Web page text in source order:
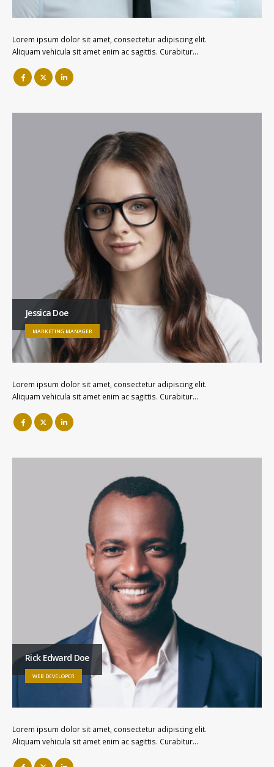
Lorem ipsum dolor sit amet, consectetur adipiscing elit.
Aliquam vehicula sit amet enim ac sagittis. Curabitur…
Jessica Doe
MARKETING MANAGER
Lorem ipsum dolor sit amet, consectetur adipiscing elit.
Aliquam vehicula sit amet enim ac sagittis. Curabitur…
Rick Edward Doe
WEB DEVELOPER
Lorem ipsum dolor sit amet, consectetur adipiscing elit.
Aliquam vehicula sit amet enim ac sagittis. Curabitur…